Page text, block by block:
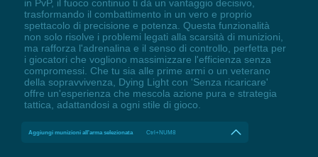
in PvP, il fuoco continuo ti dà un vantaggio decisivo,
trasformando il combattimento in un vero e proprio
spettacolo di precisione e potenza. Questa funzionalità
non solo risolve i problemi legati alla scarsità di munizioni,
ma rafforza l'adrenalina e il senso di controllo, perfetta per
i giocatori che vogliono massimizzare l'efficienza senza
compromessi. Che tu sia alle prime armi o un veterano
della sopravvivenza, Dying Light con 'Senza ricaricare'
offre un'esperienza che mescola azione pura e strategia
tattica, adattandosi a ogni stile di gioco.
Aggiungi munizioni all'arma selezionata Ctrl+NUM8